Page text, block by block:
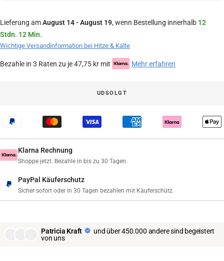
Lieferung amAugust 14 - August 19, wenn Bestellung innerhalb 12
Stdn. 12 Min.
Wichtige Versandinformation bei Hitze & Kälte
Bezahle in 3 Raten zu je 47,75 kr mit Mehr erfahren
UDSOLGT
Klarna Rechnung
Shoppe jetzt. Bezahle in bis zu 30 Tagen.
PayPal Käuferschutz
Sicher sofort oder in 30 Tagen bezahlen mit Käuferschütz.
Patricia Kraft
und über 450.000 andere sind begeistert
von uns